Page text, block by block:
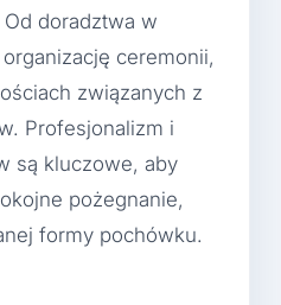
doradztwa w
ceremonii,
związanych z
Profesjonalizm i
są kluczowe, aby
pożegnanie,
formy pochówku.